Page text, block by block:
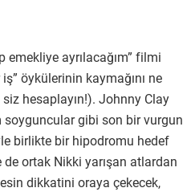
emekliye ayrılacağım” filmi
öykülerinin kaymağını ne
hesaplayın!). Johnny Clay
soyguncular gibi son bir vurgun
birlikte bir hipodromu hedef
de ortak Nikki yarışan atlardan
dikkatini oraya çekecek,